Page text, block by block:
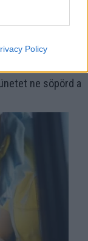
Policy
ne söpörd a